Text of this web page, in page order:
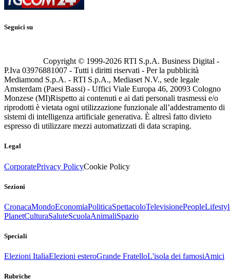
Seguici su
Copyright © 1999-2026 RTI S.p.A. Business Digital -
P.Iva 03976881007 - Tutti i diritti riservati - Per la pubblicità
Mediamond S.p.A. - RTI S.p.A., Mediaset N.V., sede legale
Amsterdam (Paesi Bassi) - Uffici Viale Europa 46, 20093 Cologno
Monzese (MI)Rispetto ai contenuti e ai dati personali trasmessi e/o
riprodotti è vietata ogni utilizzazione funzionale all’addestramento di
sistemi di intelligenza artificiale generativa. È altresì fatto divieto
espresso di utilizzare mezzi automatizzati di data scraping.
Legal
CorporatePrivacy PolicyCookie Policy
Sezioni
CronacaMondoEconomiaPoliticaSpettacoloTelevisionePeople
PlanetCulturaSaluteScuolaAnimaliSpazio
Speciali
Elezioni ItaliaElezioni esteroGrande FratelloL'isola dei famosiAmici
Rubriche